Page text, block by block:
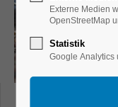
Externe Medien
OpenStreetMap
Statistik
Google Analytics